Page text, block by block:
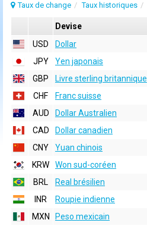
Taux de change Taux historiques
Devise
USD
Dollar
JPY
Yen japonais
GBP
Livre sterling britannique
CHF
Franc suisse
AUD
Dollar Australien
CAD
Dollar canadien
CNY
Yuan chinois
KRW
Won sud-coréen
BRL
Real brésilien
INR
Roupie indienne
MXN
Peso mexicain